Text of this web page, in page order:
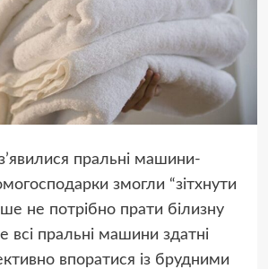
пральні машини-
змогли “зітхнути
не потрібно прати білизну
всі пральні машини здатні
впоратися із брудними